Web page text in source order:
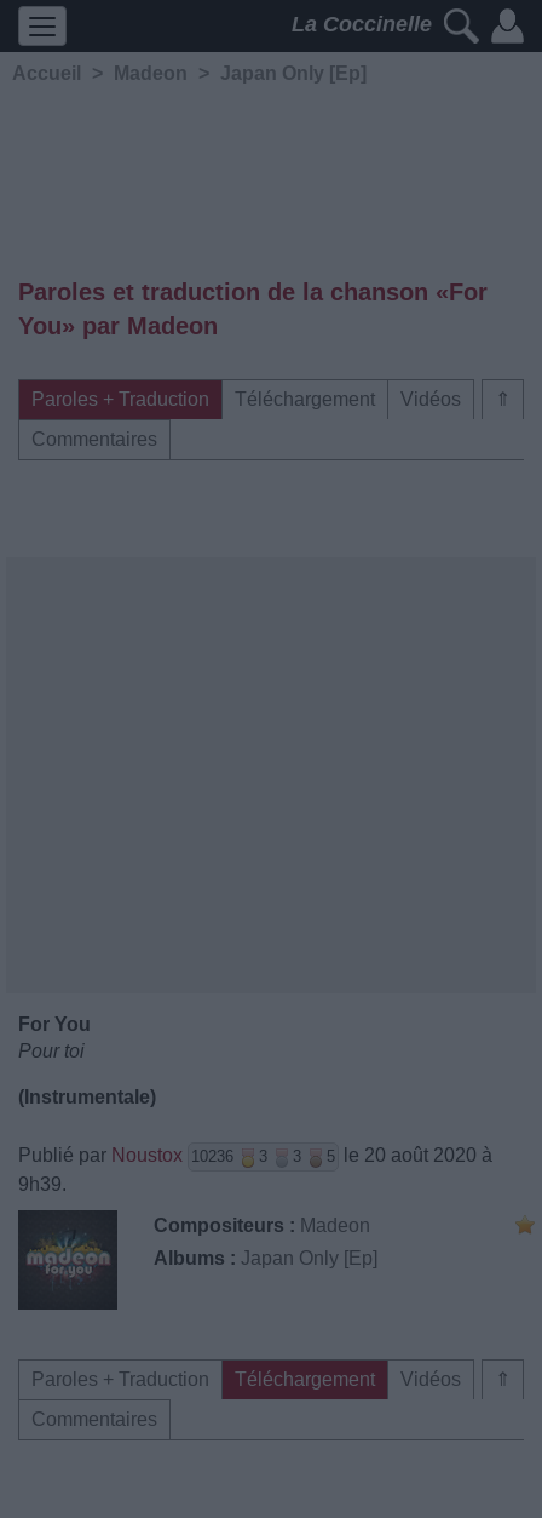
La Coccinelle
Accueil > Madeon > Japan Only [Ep]
Paroles et traduction de la chanson «For
You» par Madeon
⇑
Paroles + Traduction Téléchargement
Vidéos
Commentaires
For You
Pour toi
(Instrumentale)
Publié par Noustox 10236 3 3 5
le 20 août 2020 à
9h39.
Compositeurs : Madeon
Albums : Japan Only [Ep]
⇑
Paroles + Traduction Téléchargement
Vidéos
Commentaires